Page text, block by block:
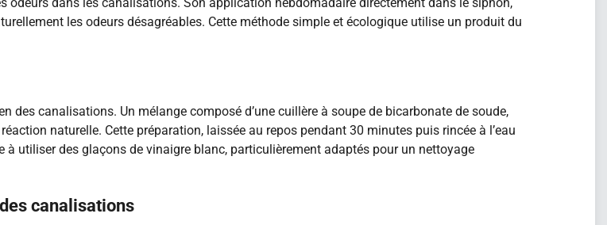
les odeurs désagréables. Cette méthode simple et écologique utilise un produit du
des canalisations. Un mélange composé d’une cuillère à soupe de bicarbonate de soude,
naturelle. Cette préparation, laissée au repos pendant 30 minutes puis rincée à l’eau
utiliser des glaçons de vinaigre blanc, particulièrement adaptés pour un nettoyage
canalisations